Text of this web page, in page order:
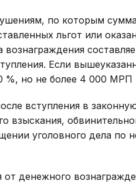
по которым сумма
льгот или
Если
%, но не более 4 000 МРП
вступления в
взыскания,
уголовного дела по
от денежного